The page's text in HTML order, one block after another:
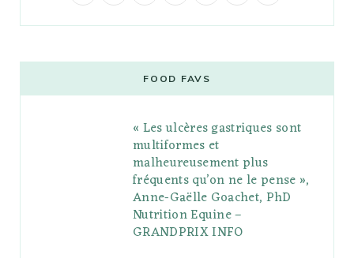
b
t
g
l
e
P
l
s
t
a
g
r
a
m
e
r
e
s
o
l
r
FOOD FAVS
« Les ulcères gastriques sont
multiformes et
malheureusement plus
fréquents qu’on ne le pense »,
Anne-Gaëlle Goachet, PhD
Nutrition Equine –
GRANDPRIX INFO